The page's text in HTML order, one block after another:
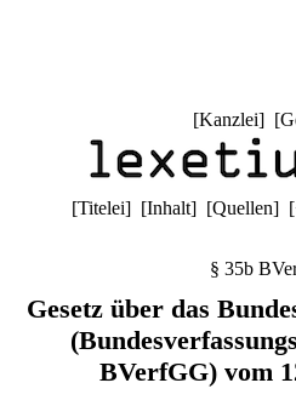
[Kanzlei] [
[Titelei] [Inhalt] [Quellen] [
§ 35b
Gesetz über das
BVerfGG) vom